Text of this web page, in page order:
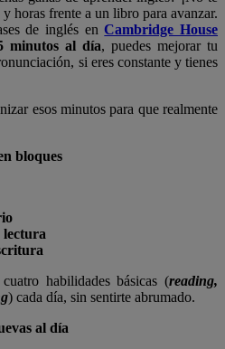
horas frente a un libro para avanzar.
de inglés enCambridge House
minutos al día, puedes mejorar tu
si eres constante y tienes
esos minutos para que realmente
bloques
lectura
habilidades básicas (reading,
) cada día, sin sentirte abrumado.
al día